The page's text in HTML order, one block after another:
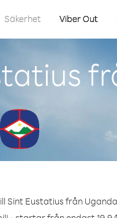
Säkerhet Viber Out
Sint Eustatius från